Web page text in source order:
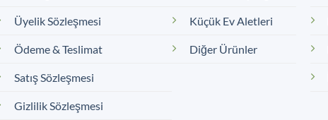
Üyelik Sözleşmesi
Ödeme & Teslimat
Satış Sözleşmesi
Gizlilik Sözleşmesi
Küçük Ev Aletleri
Diğer Ürünler